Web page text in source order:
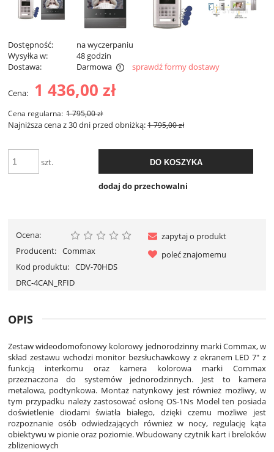
Dostępność:
na wyczerpaniu
Wysyłka w:
48 godzin
Dostawa:
Darmowa
sprawdź formy dostawy
Cena: 1 436,00 zł
Cena regularna: 1 795,00 zł
Najniższa cena z 30 dni przed obniżką:1 795,00 zł
szt. DO KOSZYKA
dodaj do przechowalni
Ocena:
Producent: Commax
Kod produktu: CDV-70HDS
DRC-4CAN_RFID
zapytaj o produkt
poleć znajomemu
OPIS
Zestaw wideodomofonowy kolorowy jednorodzinny marki Commax, w
skład zestawu wchodzi monitor bezsłuchawkowy z ekranem LED 7" z
funkcją interkomu oraz kamera kolorowa marki Commax
przeznaczona do systemów jednorodzinnych. Jest to kamera
metalowa, podtynkowa. Montaż natynkowy jest również możliwy, w
tym przypadku należy zastosować osłonę OS-1Ns Model ten posiada
doświetlenie diodami światła białego, dzięki czemu możliwe jest
rozpoznanie osób odwiedzających również w nocy, regulację kąta
obiektywu w pionie oraz poziomie. Wbudowany czytnik kart i breloków
zbliżeniowych